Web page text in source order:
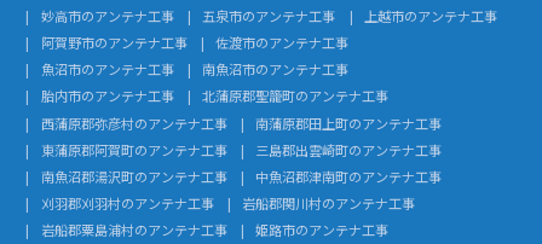
妙高市のアンテナ工事
五泉市のアンテナ工事
上越市のアンテナ工事
阿賀野市のアンテナ工事
佐渡市のアンテナ工事
魚沼市のアンテナ工事
南魚沼市のアンテナ工事
胎内市のアンテナ工事
北蒲原郡聖籠町のアンテナ工事
西蒲原郡弥彦村のアンテナ工事
南蒲原郡田上町のアンテナ工事
東蒲原郡阿賀町のアンテナ工事
三島郡出雲崎町のアンテナ工事
南魚沼郡湯沢町のアンテナ工事
中魚沼郡津南町のアンテナ工事
刈羽郡刈羽村のアンテナ工事
岩船郡関川村のアンテナ工事
岩船郡粟島浦村のアンテナ工事
姫路市のアンテナ工事